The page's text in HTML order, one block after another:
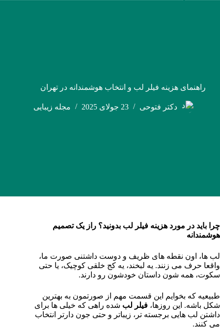
راهنمای هزینه فیلر لب و انتخاب هوشمندانه در تهران
دکتر فتوحی 23 جولای 2025 مجله زیبایی
چرا باید در مورد هزینه فیلر لب بدونید؟ راز یک تصمیم
هوشمندانه
لب‌ ها، اون نقطه‌ های ظریف و دوست‌ داشتنی صورت ما،
واقعا حرف می‌ زنند. یه لبخند، یه کج‌ خلقی کوچیک، یا حتی
سکوت، همه‌ شون داستان خودشون رو دارند.
طبیعیه که بخوایم این قسمت مهم از صورتمون به بهترین
شکل باشه. این روزها، فیلر لب شده راهی که خیلی‌ ها برای
داشتن لب‌ هایی برجسته‌ تر، زیباتر و حتی جون‌ دارتر انتخاب
می‌ کنند.